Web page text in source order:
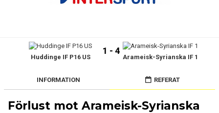
DOKUMENT
BILDGALLERI
Huddinge IF P16 US
1 - 4
Arameisk-Syrianska IF 1
INFORMATION REFERAT
Förlust mot Arameisk-Syrianska